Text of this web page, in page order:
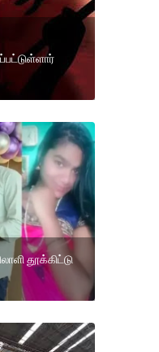
தூக்கிட்டு